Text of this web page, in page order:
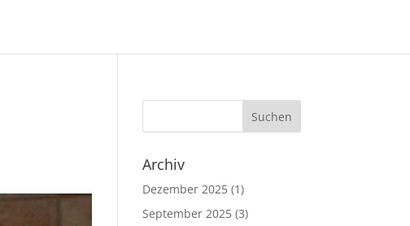
Archiv
Dezember 2025 (1)
September 2025 (3)